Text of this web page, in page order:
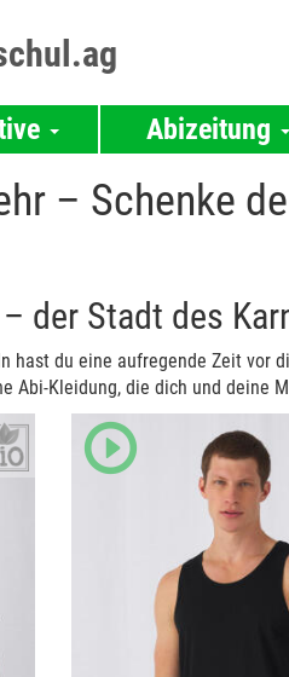
Abizeitung
– Schenke
der Stadt des
hast du eine aufregende Zeit vor
Abi-Kleidung, die dich und deine